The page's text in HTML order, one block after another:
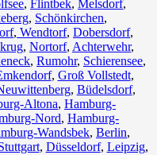
, Flintbek, Melsdorf,
, Schönkirchen,
, Wendtorf, Dobersdorf,
, Nortorf, Achterwehr,
, Rumohr, Schierensee,
, Groß Vollstedt,
, Büdelsdorf,
Altona, Hamburg-
Nord, Hamburg-
Wandsbek, Berlin,
, Düsseldorf, Leipzig,